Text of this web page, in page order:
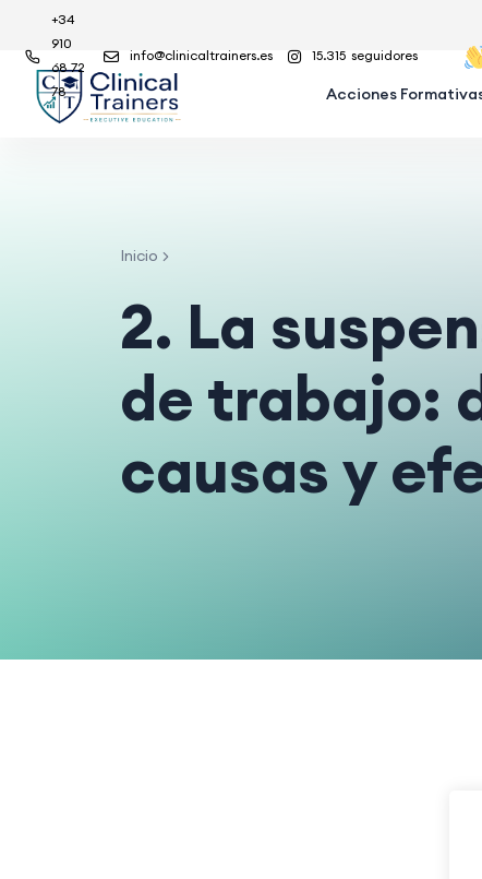
15.315 seguidores
info@clinicaltrainers.es
+34
910
68 72
78
Acciones
Inicio
2. La
de trabajo:
causas y